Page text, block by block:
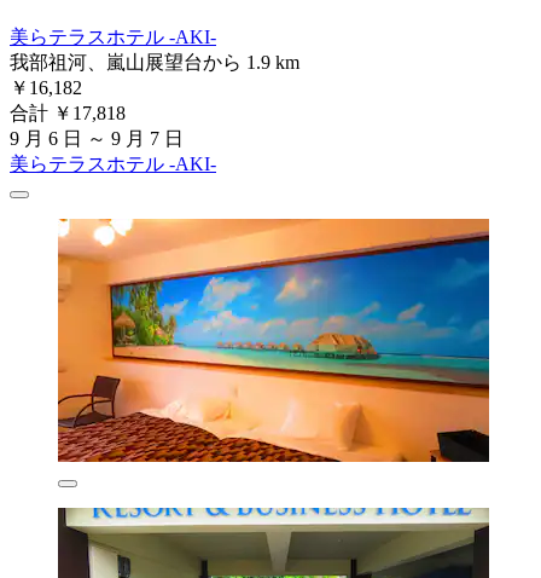
美らテラスホテル -AKI-
我部祖河、嵐山展望台から 1.9 km
￥16,182
合計 ￥17,818
9 月 6 日 ～ 9 月 7 日
美らテラスホテル -AKI-